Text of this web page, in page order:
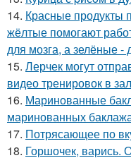
14. Красные продукты
жёлтые помогают
для мозга, а зелёные -
15. Лерчек могут
видео тренировок в
16. Маринованные
маринованных
17. Потрясающее по
18. Горшочек, варись.